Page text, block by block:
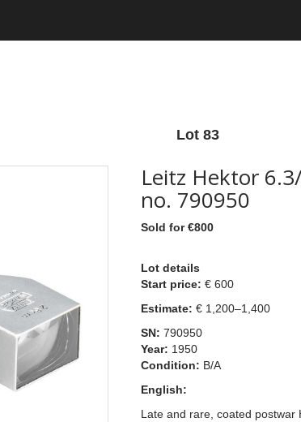
Lot 83
Leitz Hektor
no. 790950
Sold for €800
Lot details
Start price: € 600
Estimate: € 1,200–1,400
SN: 790950
Year: 1950
Condition: B/A
English:
Late and rare, coated postwar